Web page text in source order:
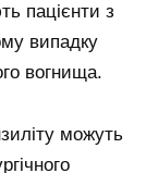
пацієнти з
випадку
вогнища.
можуть